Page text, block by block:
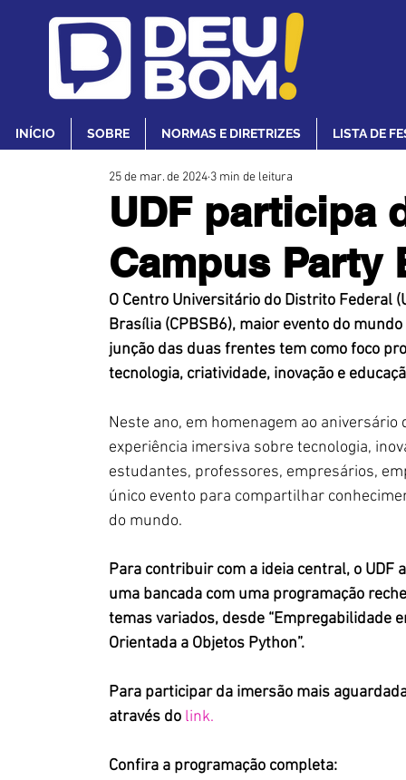
INÍCIO SOBRE NORMAS E DIRETRIZES LISTA DE
UDF participa
Campus Party
25 de mar. de 2024 3 min de leitura
O Centro Universitário do Distrito Federal
Brasília (CPBSB6), maior evento do
junção das duas frentes tem como foco
tecnologia, criatividade, inovação e
Neste ano, em homenagem ao
experiência imersiva sobre tecnologia,
estudantes, professores, empresários,
único evento para compartilhar
do mundo.
Para contribuir com a ideia central, o
uma bancada com uma programação
temas variados, desde “Empregabilidade
Orientada a Objetos Python”.
Para participar da imersão mais
através do link.
Confira a programação completa: